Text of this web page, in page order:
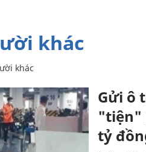
khác
khác
Gửi ô
"tiện"
tỷ